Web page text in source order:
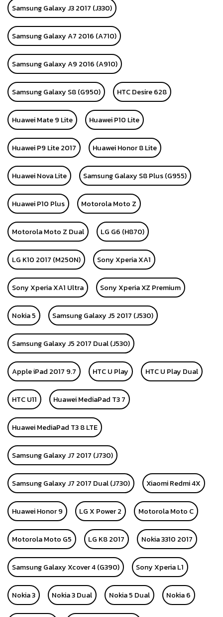
Samsung Galaxy J3 2017 (J330)
Samsung Galaxy A7 2016 (A710)
Samsung Galaxy A9 2016 (A910)
Samsung Galaxy S8 (G950) HTC Desire 628
Huawei Mate 9 Lite Huawei P10 Lite
Huawei P9 Lite 2017 Huawei Honor 8 Lite
Huawei Nova Lite Samsung Galaxy S8 Plus (G955)
Huawei P10 Plus Motorola Moto Z
Motorola Moto Z Dual LG G6 (H870)
LG K10 2017 (M250N) Sony Xperia XA1
Sony Xperia XA1 Ultra Sony Xperia XZ Premium
Nokia 5 Samsung Galaxy J5 2017 (J530)
Samsung Galaxy J5 2017 Dual (J530)
Apple iPad 2017 9.7 HTC U Play HTC U Play Dual
HTC U11 Huawei MediaPad T3 7
Huawei MediaPad T3 8 LTE
Samsung Galaxy J7 2017 (J730)
Samsung Galaxy J7 2017 Dual (J730) Xiaomi Redmi 4X
Huawei Honor 9 LG X Power 2 Motorola Moto C
Motorola Moto G5 LG K8 2017 Nokia 3310 2017
Samsung Galaxy Xcover 4 (G390) Sony Xperia L1
Nokia 3 Nokia 3 Dual Nokia 5 Dual Nokia 6